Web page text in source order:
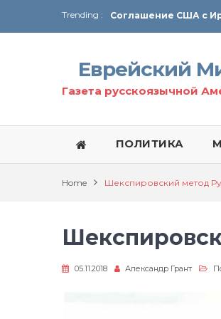
Trending :
Соглашение США с
Технология
От Ирана до Ливана и
Еврейский
Газета русскоязычной
ПОЛИТИКА
Home Шекспировский метод
05.11.2018 Александр Грант